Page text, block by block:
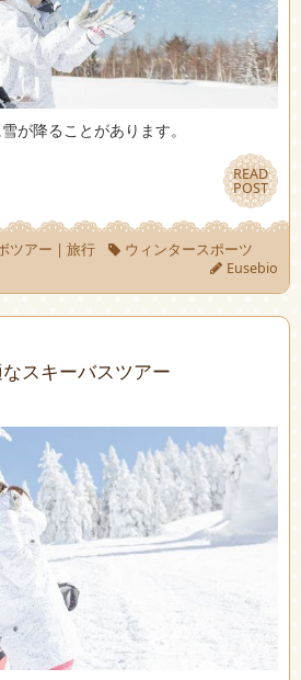
が降ることがあります。
READ
POST
READ
POST
ツアー | 旅行
ウィンタースポーツ
Eusebio
スキーバスツアー